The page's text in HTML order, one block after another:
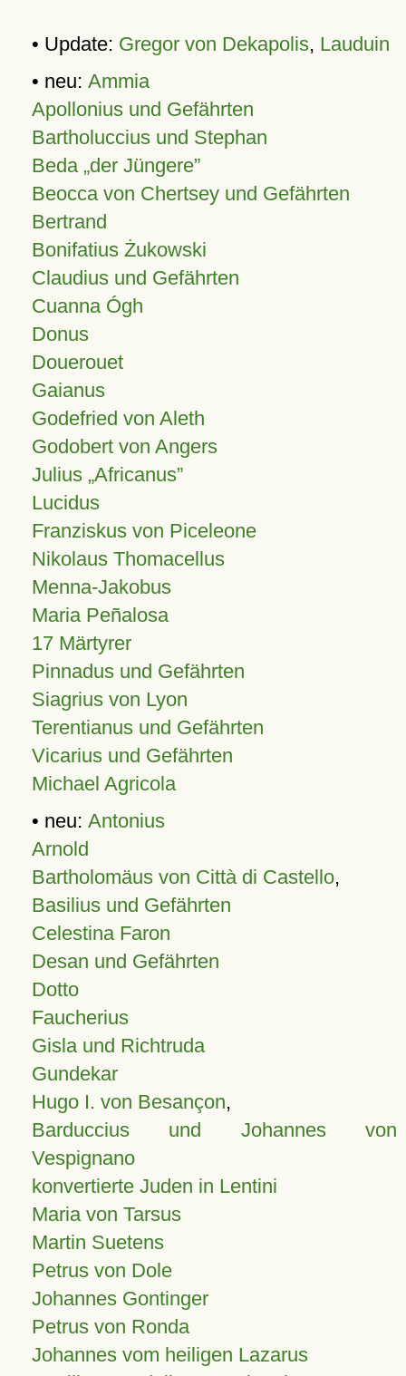
• Update: Gregor von Dekapolis, Lauduin
• neu: Ammia
Apollonius und Gefährten
Bartholuccius und Stephan
Beda „der Jüngere”
Beocca von Chertsey und Gefährten
Bertrand
Bonifatius Żukowski
Claudius und Gefährten
Cuanna Ógh
Donus
Douerouet
Gaianus
Godefried von Aleth
Godobert von Angers
Julius Africanus
Lucidus
Franziskus von Piceleone
Nikolaus Thomacellus
Menna-Jakobus
Maria Peñalosa
17 Märtyrer
Pinnadus und Gefährten
Siagrius von Lyon
Terentianus und Gefährten
Vicarius und Gefährten
Michael Agricola
• neu: Antonius
Arnold
Bartholomäus von Città di Castello,
Basilius und Gefährten
Celestina Faron
Desan und Gefährten
Dotto
Faucherius
Gisla und Richtruda
Gundekar
Hugo I. von Besançon,
Barduccius und Johannes von
Vespignano
konvertierte Juden in Lentini
Maria von Tarsus
Martin Suetens
Petrus von Dole
Johannes Gontinger
Petrus von Ronda
Johannes vom heiligen Lazarus